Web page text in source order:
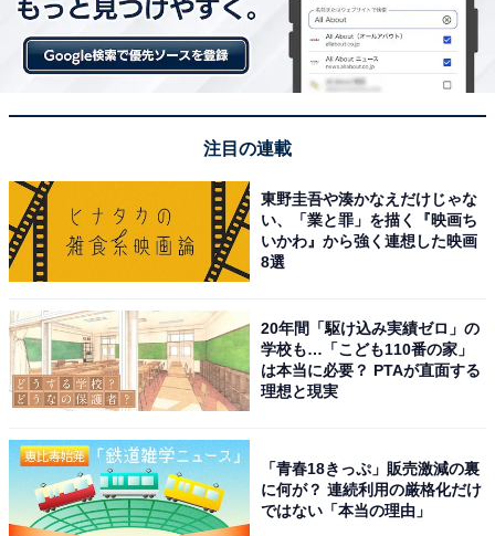
注目の連載
東野圭吾や湊かなえだけじゃな
い、「業と罪」を描く『映画ち
いかわ』から強く連想した映画
8選
20年間「駆け込み実績ゼロ」の
学校も…「こども110番の家」
は本当に必要？ PTAが直面する
理想と現実
「青春18きっぷ」販売激減の裏
に何が？ 連続利用の厳格化だけ
ではない「本当の理由」